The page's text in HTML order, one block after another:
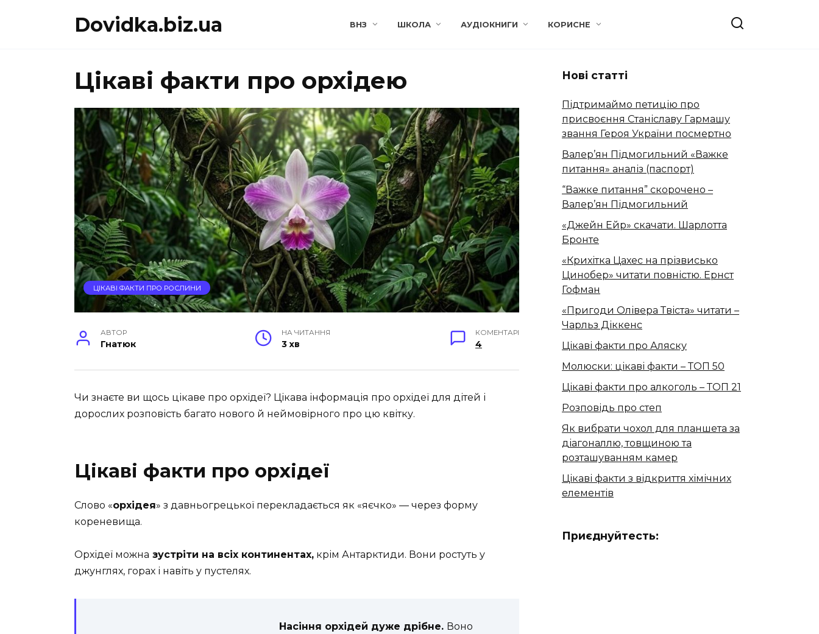
Dovidka.biz.ua ВНЗ ШКОЛА АУДІОКНИГИ КОРИСНЕ
Цікаві факти про орхідею
ЦІКАВІ ФАКТИ ПРО РОСЛИНИ
АВТОР
Гнатюк
НА ЧИТАННЯ
3 хв
КОМЕНТАРІ
4
Чи знаєте ви щось цікаве про орхідеї? Цікава інформація про орхідеї для дітей і
дорослих розповість багато нового й неймовірного про цю квітку.
Цікаві факти про орхідеї
Слово «орхідея» з давньогрецької перекладається як «яєчко» — через форму
кореневища.
Орхідеї можна зустріти на всіх континентах, крім Антарктиди. Вони ростуть у
джунглях, горах і навіть у пустелях.
Насіння орхідей дуже дрібне. Воно
Нові статті
Підтримаймо петицію про
присвоєння Станіславу Гармашу
звання Героя України посмертно
Валер’ян Підмогильний «Важке
питання» аналіз (паспорт)
“Важке питання” скорочено –
Валер’ян Підмогильний
«Джейн Ейр» скачати. Шарлотта
Бронте
«Крихітка Цахес на прізвисько
Цинобер» читати повністю. Ернст
Гофман
«Пригоди Олівера Твіста» читати –
Чарльз Діккенс
Цікаві факти про Аляску
Молюски: цікаві факти – ТОП 50
Цікаві факти про алкоголь – ТОП 21
Розповідь про степ
Як вибрати чохол для планшета за
діагоналлю, товщиною та
розташуванням камер
Цікаві факти з відкриття хімічних
елементів
Приєднуйтесть: